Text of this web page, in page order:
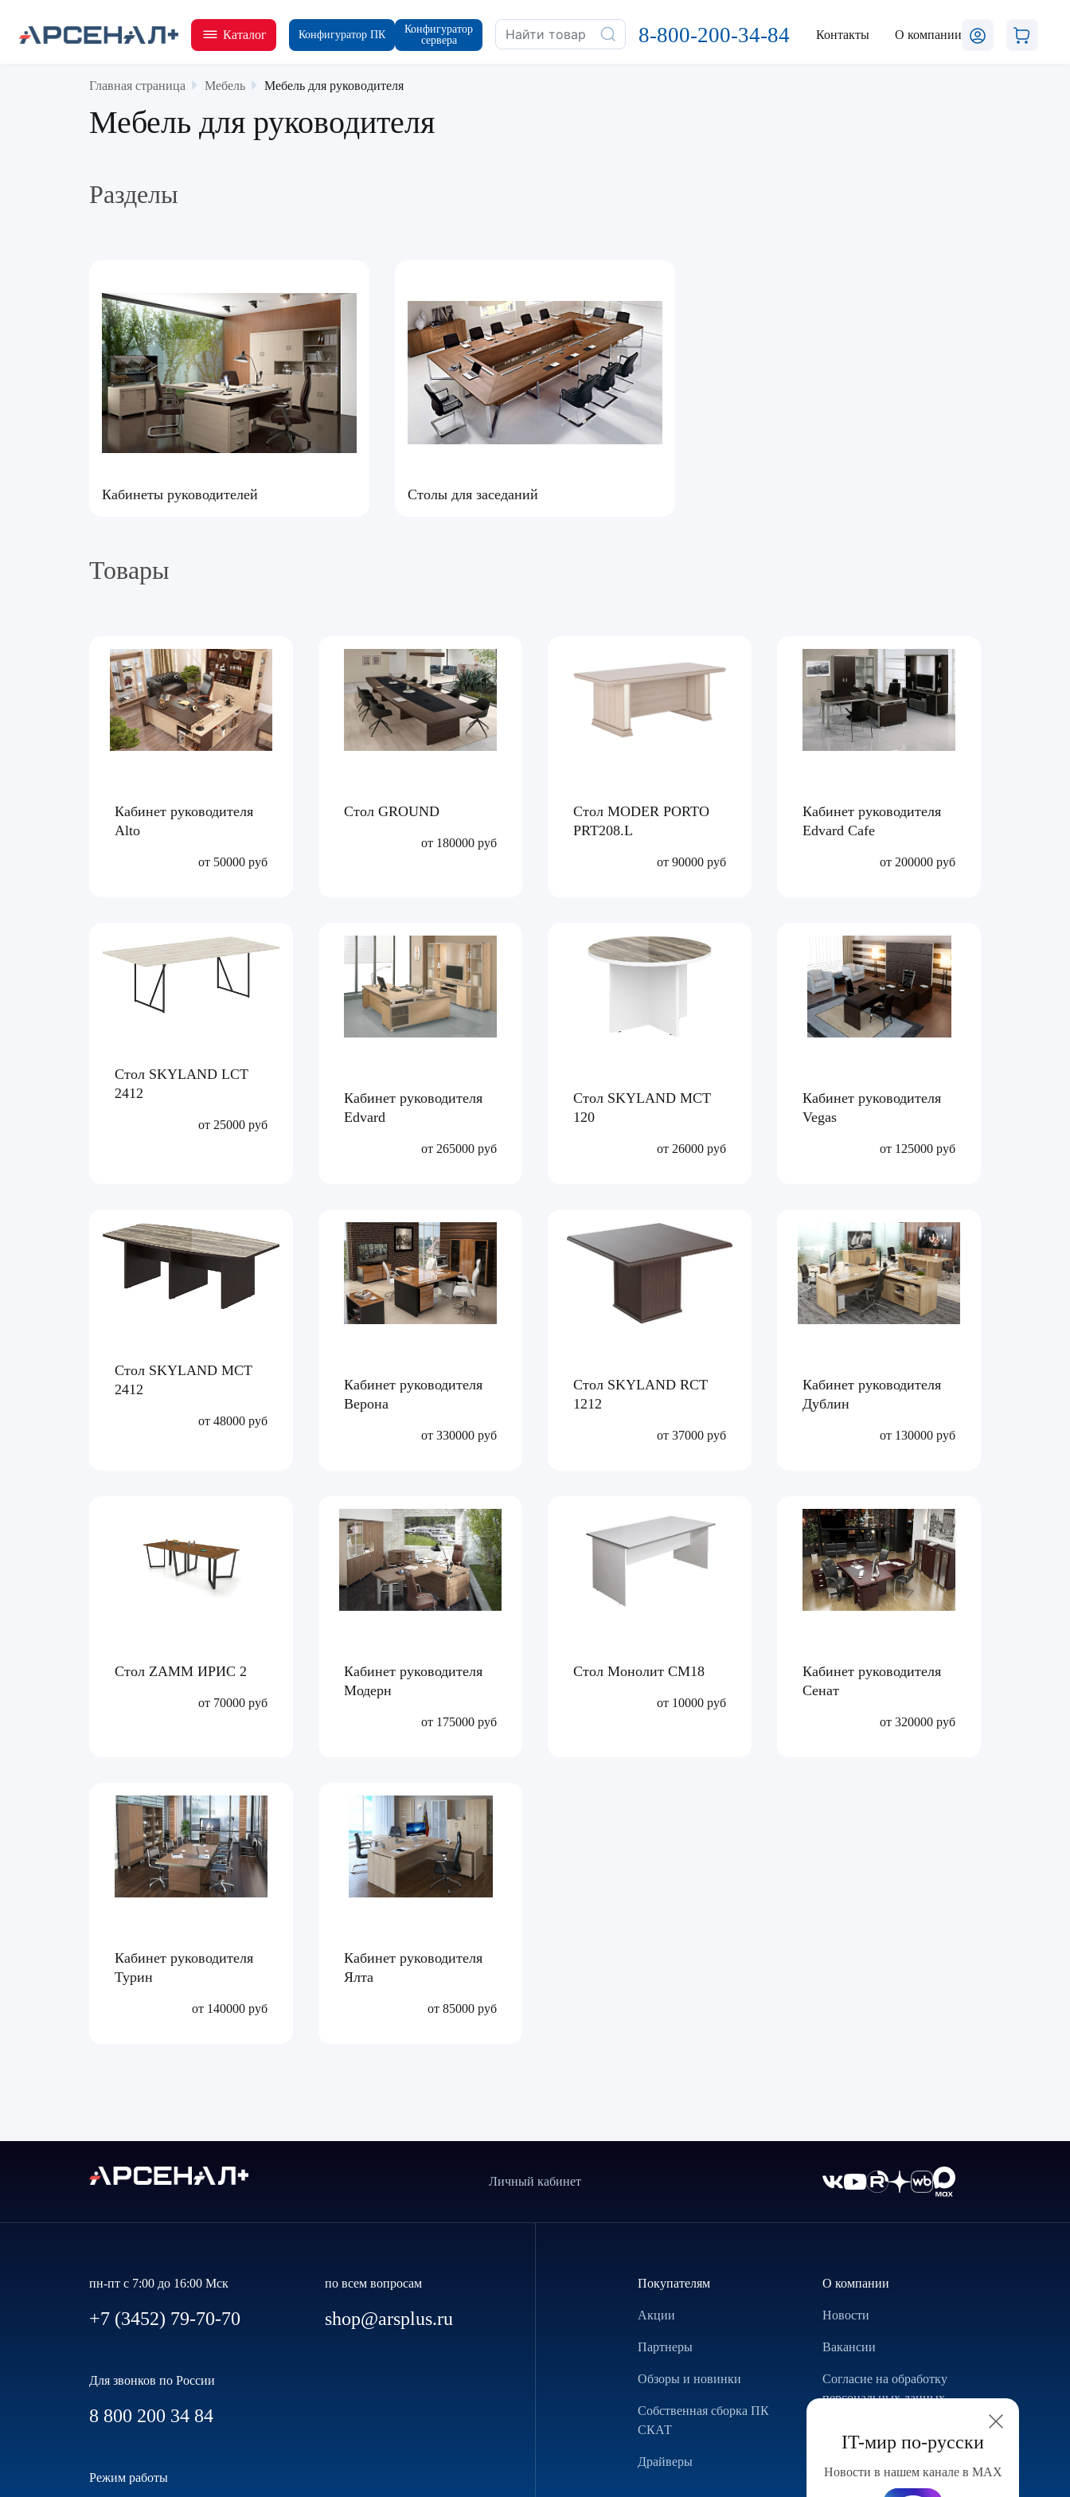
Каталог Конфигуратор ПК
Конфигуратор
сервера
8-800-200-34-84 Контакты О компании
Главная страница Мебель Мебель для руководителя
Мебель для руководителя
Разделы
Кабинеты руководителей Столы для заседаний
Товары
Кабинет руководителя
Alto
от 50000 руб
Стол GROUND
от 180000 руб
Стол MODER PORTO
PRT208.L
от 90000 руб
Кабинет руководителя
Edvard Cafe
от 200000 руб
Стол SKYLAND LCT
2412
от 25000 руб
Кабинет руководителя
Edvard
от 265000 руб
Стол SKYLAND MCT
120
от 26000 руб
Кабинет руководителя
Vegas
от 125000 руб
Стол SKYLAND MCT
2412
от 48000 руб
Кабинет руководителя
Верона
от 330000 руб
Стол SKYLAND RCT
1212
от 37000 руб
Кабинет руководителя
Дублин
от 130000 руб
Стол ZAMM ИРИС 2
от 70000 руб
Кабинет руководителя
Модерн
от 175000 руб
Стол Монолит СМ18
от 10000 руб
Кабинет руководителя
Сенат
от 320000 руб
Кабинет руководителя
Турин
от 140000 руб
Кабинет руководителя
Ялта
от 85000 руб
IT-мир по-русски
Новости в нашем канале в МАХ
Личный кабинет
пн-пт с 7:00 до 16:00 Мск
+7 (3452) 79-70-70
по всем вопросам
shop@arsplus.ru
Для звонков по России
8 800 200 34 84
Режим работы
Покупателям
Акции
Партнеры
Обзоры и новинки
Собственная сборка ПК
СКАТ
Драйверы
О компании
Новости
Вакансии
Согласие на обработку
персональных данных
Конфигуратор компьютера